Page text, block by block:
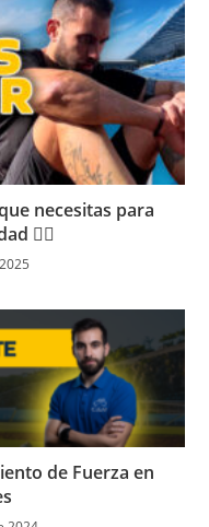
necesitas para
🏃‍♂️
de Fuerza en